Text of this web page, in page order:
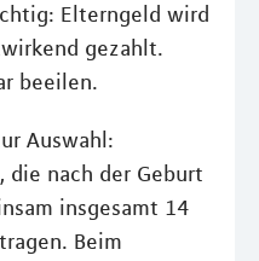
Elterngeld wird
gezahlt.
beeilen.
Auswahl:
die nach der Geburt
insgesamt 14
Beim